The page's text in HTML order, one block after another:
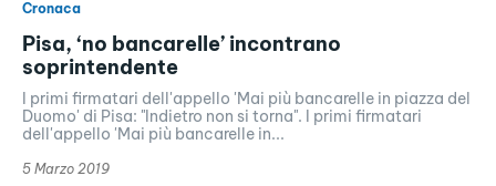
Cronaca
Pisa, ‘no bancarelle’ incontrano
soprintendente
I primi firmatari dell'appello 'Mai più bancarelle in piazza del
Duomo' di Pisa: "Indietro non si torna". I primi firmatari
dell'appello 'Mai più bancarelle in...
5 Marzo 2019